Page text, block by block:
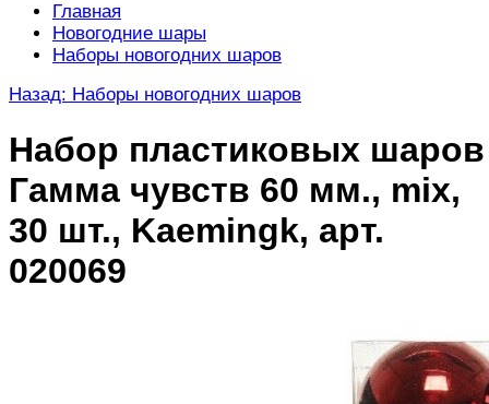
Главная
Новогодние шары
Наборы новогодних шаров
Назад: Наборы новогодних шаров
Набор пластиковых шаров
Гамма чувств 60 мм., mix,
30 шт., Kaemingk, арт.
020069